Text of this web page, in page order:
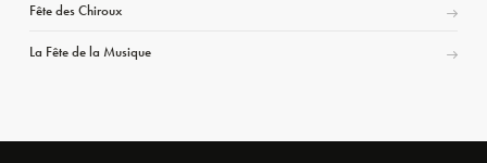
Fête des Chiroux
La Fête de la Musique